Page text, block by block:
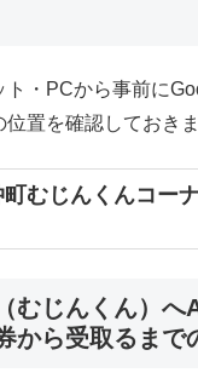
ト・PCから事前に
置を確認しておきま
むじんくんコー
むじんくん）へ
から受取るまで